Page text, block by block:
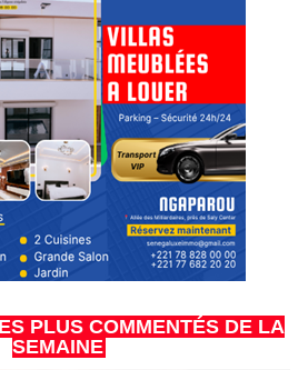
PLUS COMMENTÉS DE LA
SEMAINE